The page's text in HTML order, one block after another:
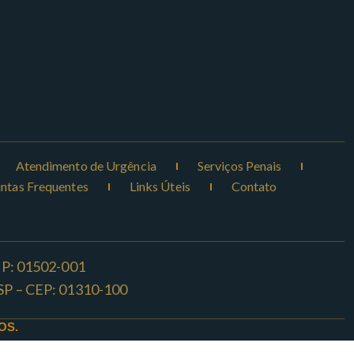
Atendimento de Urgência
Serviços Penais
Frequentes Links Úteis Contato
01502-001
– CEP: 01310-100